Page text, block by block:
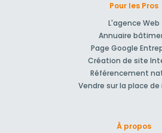
Pour les Pros
L'agence Web
Annuaire
Page Google
Création de site
Référencement
Vendre sur la place
À propos